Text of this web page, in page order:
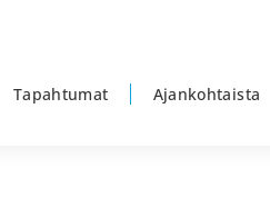
Tapahtumat Ajankohtaista